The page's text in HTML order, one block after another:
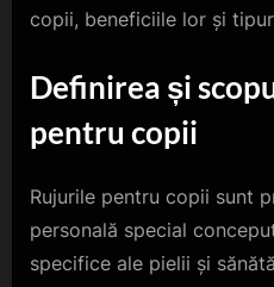
copii, beneficiile lor și
Definirea și
pentru copii
Rujurile pentru copii sunt
personală special
specifice ale pielii și